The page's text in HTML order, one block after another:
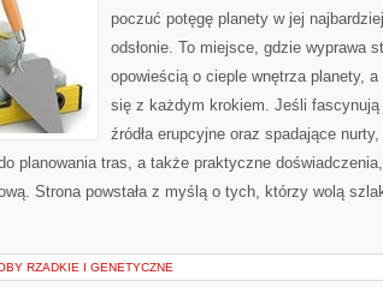
poczuć potęgę planety w jej
odsłonie. To miejsce, gdzie wyprawa
opowieścią o cieple wnętrza planety,
się z każdym krokiem. Jeśli fascynują
źródła erupcyjne oraz spadające
planowania tras, a także praktyczne
Strona powstała z myślą o tych, którzy wolą
RZADKIE I GENETYCZNE